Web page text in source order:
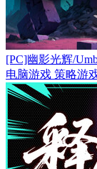
[PC]幽影光辉/
电脑游戏 策略游